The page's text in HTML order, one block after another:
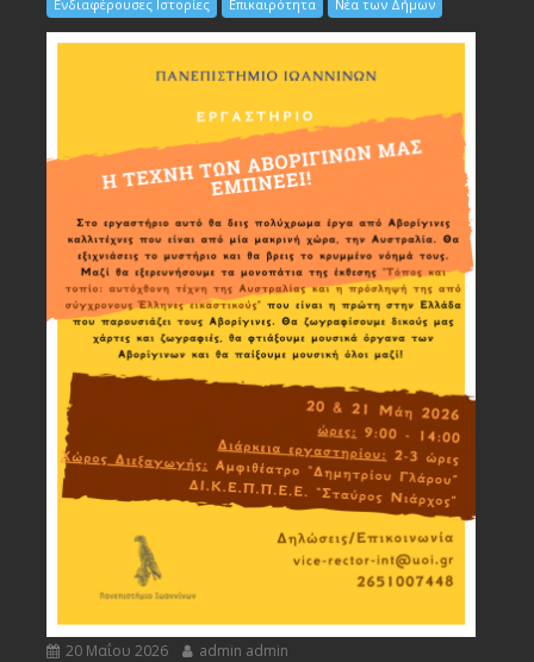
Ενδιαφέρουσες Ιστορίες Επικαιρότητα Νέα των Δήμων
20 Μαΐου 2026 admin admin